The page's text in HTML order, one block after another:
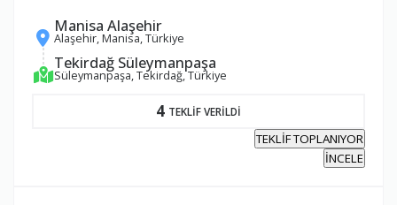
Manisa Alaşehir
Alaşehir, Manisa, Türkiye
Tekirdağ Süleymanpaşa
Süleymanpaşa, Tekirdağ, Türkiye
4 TEKLİF VERİLDİ
TEKLİF TOPLANIYOR
İNCELE